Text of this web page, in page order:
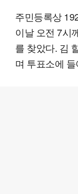
주민등록상
이날 오전 7시
를 찾았다. 김
며 투표소에